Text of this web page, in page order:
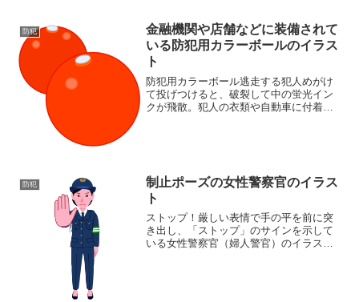
防犯
金融機関や店舗などに装備されて
いる防犯用カラーボールのイラス
ト
防犯用カラーボール逃走する犯人めがけ
て投げつけると、破裂して中の蛍光イン
クが飛散。犯人の衣類や自動車に付着し
防犯
制止ポーズの女性警察官のイラス
ト
ストップ！厳しい表情で手の平を前に突
き出し、「ストップ」のサインを示して
いる女性警察官（婦人警官）のイラスト